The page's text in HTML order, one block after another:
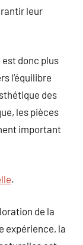
leur
donc plus
l’équilibre
des
les pièces
important
.
de la
expérience, la